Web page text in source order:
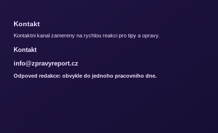
Kontakt
Kontaktni kanal zamereny na rychlou reakci pro tipy a opravy.
Kontakt
info@zpravyreport.cz
Odpoved redakce: obvykle do jednoho pracovniho dne.